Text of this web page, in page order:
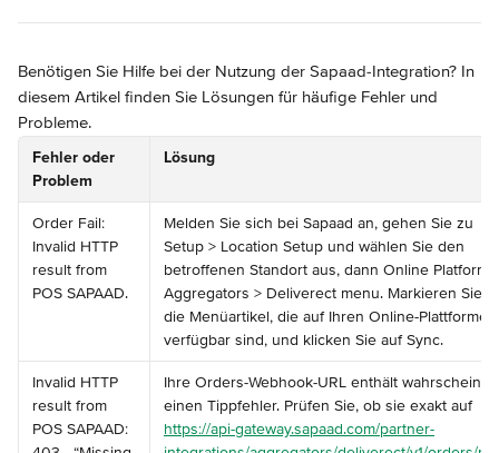
Benötigen Sie Hilfe bei der Nutzung der Sapaad-Integration? In
diesem Artikel finden Sie Lösungen für häufige Fehler und
Probleme.
Fehler oder
Problem
Lösung
Order Fail:
Invalid HTTP
result from
POS SAPAAD.
Melden Sie sich bei Sapaad an, gehen Sie zu
Setup > Location Setup und wählen Sie den
betroffenen Standort aus, dann Online Platform
Aggregators > Deliverect menu. Markieren Sie
die Menüartikel, die auf Ihren Online-
verfügbar sind, und klicken Sie auf Sync.
Invalid HTTP
result from
POS SAPAAD:
Ihre Orders-Webhook-URL enthält
einen Tippfehler. Prüfen Sie, ob sie exakt auf
https://api-gateway.sapaad.com/partner-